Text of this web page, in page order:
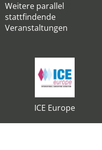
Weitere parallel
stattfindende
Veranstaltungen
ICE Europe